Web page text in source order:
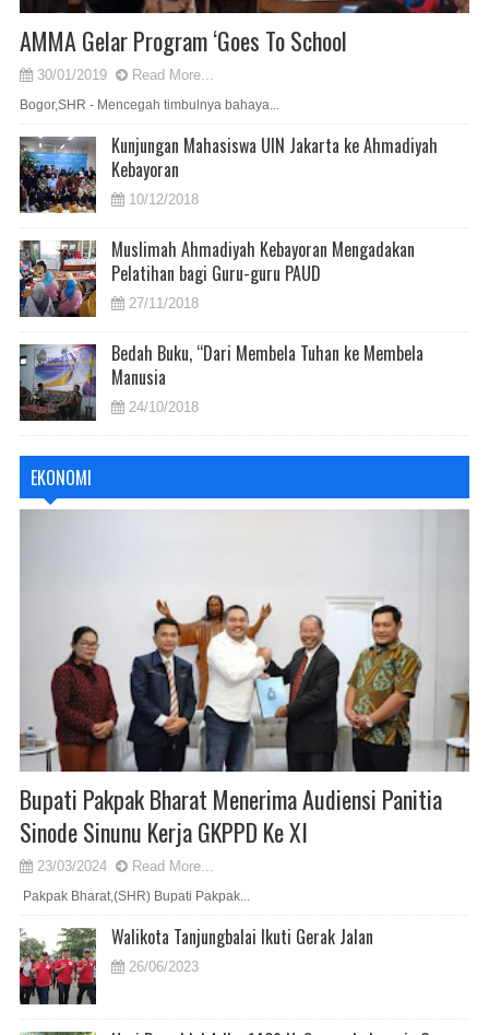
AMMA Gelar Program ‘Goes To School
30/01/2019 Read More...
Bogor,SHR - Mencegah timbulnya bahaya...
Kunjungan Mahasiswa UIN Jakarta ke Ahmadiyah
Kebayoran
10/12/2018
Muslimah Ahmadiyah Kebayoran Mengadakan
Pelatihan bagi Guru-guru PAUD
27/11/2018
Bedah Buku, “Dari Membela Tuhan ke Membela
Manusia
24/10/2018
EKONOMI
Bupati Pakpak Bharat Menerima Audiensi Panitia
Sinode Sinunu Kerja GKPPD Ke XI
23/03/2024 Read More...
Pakpak Bharat,(SHR) Bupati Pakpak...
Walikota Tanjungbalai Ikuti Gerak Jalan
26/06/2023